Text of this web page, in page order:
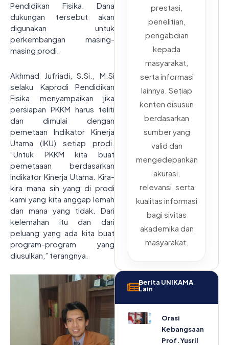
Pendidikan Fisika. Dana
dukungan tersebut akan
digunakan untuk
perkembangan masing-
masing prodi.
Akhmad Jufriadi, S.Si., M.Si
selaku Kaprodi Pendidikan
Fisika menyampaikan jika
persiapan PKKM harus teliti
dan dimulai dengan
pemetaan Indikator Kinerja
Utama (IKU) setiap prodi.
“Untuk PKKM kita buat
pemetaaan berdasarkan
Indikator Kinerja Utama. Kira-
kira mana sih yang di prodi
kami yang kita anggap lemah
dan mana yang tidak. Dari
kelemahan itu dan dari
peluang yang ada kita buat
program-program yang
diusulkan,” terangnya.
prestasi,
penelitian,
pengabdian
kepada
masyarakat,
serta informasi
lainnya. Setiap
konten disusun
berdasarkan
sumber yang
valid dan
mengedepankan
akurasi,
relevansi, serta
kualitas informasi
bagi sivitas
akademika dan
masyarakat.
Berita UNIKAMA
Lain
Orasi
Kebangsaan
Prof. Yusril